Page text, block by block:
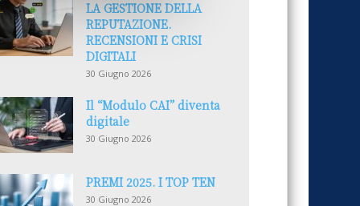
LA GESTIONE DELLA
REPUTAZIONE.
RECENSIONI E CRISI
DIGITALI
30 Giugno 2026
Il “Modulo CAI” diventa
digitale
30 Giugno 2026
PREMI 2025. I TOP TEN
30 Giugno 2026